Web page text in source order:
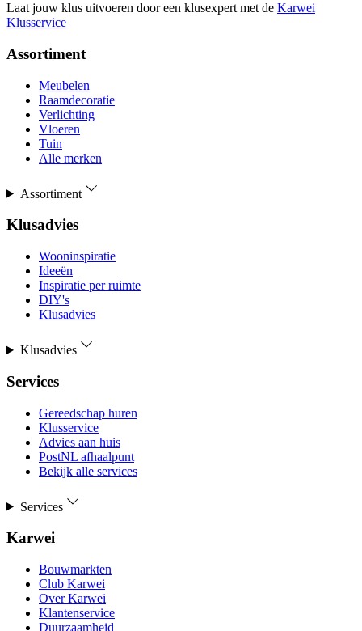
Laat jouw klus uitvoeren door een klusexpert met de Karwei
Klusservice
Assortiment
Meubelen
Raamdecoratie
Verlichting
Vloeren
Tuin
Alle merken
Assortiment
Klusadvies
Wooninspiratie
Ideeën
Inspiratie per ruimte
DIY's
Klusadvies
Klusadvies
Services
Gereedschap huren
Klusservice
Advies aan huis
PostNL afhaalpunt
Bekijk alle services
Services
Karwei
Bouwmarkten
Club Karwei
Over Karwei
Klantenservice
Duurzaamheid